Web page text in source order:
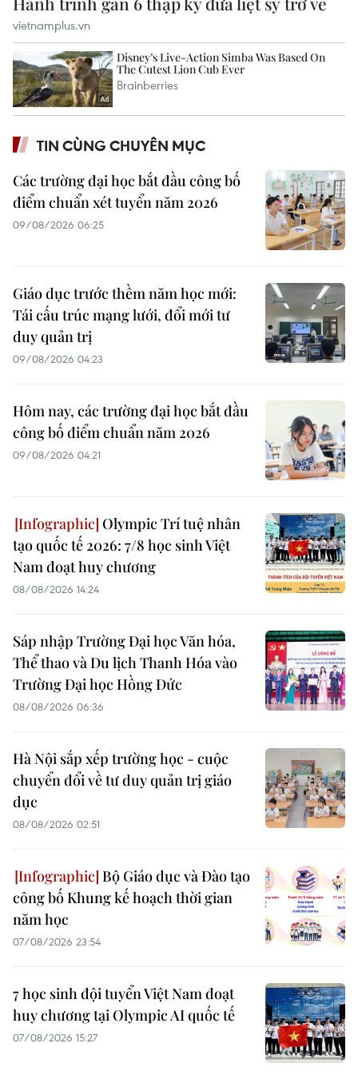
TIN CÙNG CHUYÊN MỤC
Các trường đại học bắt đầu công bố
điểm chuẩn xét tuyển năm 2026
09/08/2026 06:25
Giáo dục trước thềm năm học mới:
Tái cấu trúc mạng lưới, đổi mới tư
duy quản trị
09/08/2026 04:23
Hôm nay, các trường đại học bắt đầu
công bố điểm chuẩn năm 2026
09/08/2026 04:21
Olympic Trí tuệ nhân
tạo quốc tế 2026: 7/8 học sinh Việt
Nam đoạt huy chương
08/08/2026 14:24
Sáp nhập Trường Đại học Văn hóa,
Thể thao và Du lịch Thanh Hóa vào
Trường Đại học Hồng Đức
08/08/2026 06:36
Hà Nội sắp xếp trường học - cuộc
chuyển đổi về tư duy quản trị giáo
dục
08/08/2026 02:51
Bộ Giáo dục và Đào tạo
công bố Khung kế hoạch thời gian
năm học
07/08/2026 23:54
7 học sinh đội tuyển Việt Nam đoạt
huy chương tại Olympic AI quốc tế
07/08/2026 15:27